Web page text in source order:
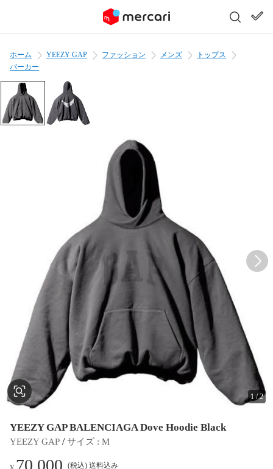
ホーム YEEZY GAP ファッション メンズ
トップス
パーカー
1 /2
YEEZY GAP BALENCIAGA Dove Hoodie Black
YEEZY GAP / サイズ : M
70,000 (税込) 送料込み